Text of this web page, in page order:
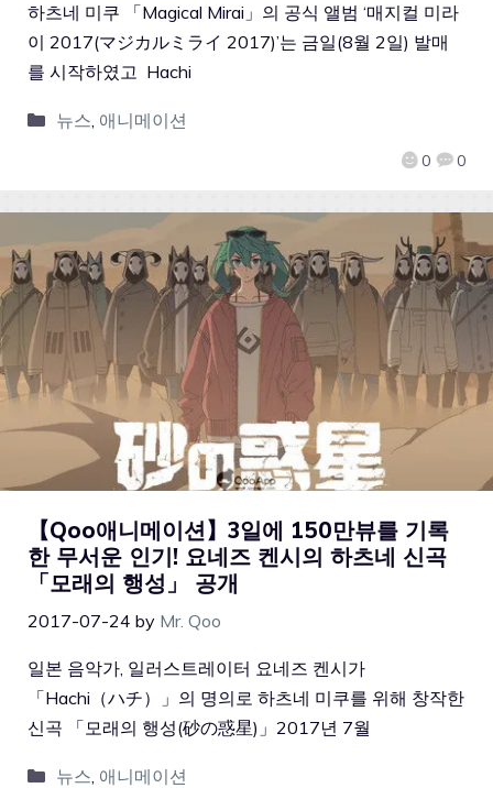
0 0
하츠네 미쿠 「Magical Mirai」의 공식 앨범 ‘매지컬 미라
이 2017(マジカルミライ 2017)’는 금일(8월 2일) 발매
를 시작하였고 Hachi
뉴스, 애니메이션
【Qoo애니메이션】3일에 150만뷰를 기록
한 무서운 인기! 요네즈 켄시의 하츠네 신곡
「모래의 행성」 공개
2017-07-24 by Mr. Qoo
일본 음악가, 일러스트레이터 요네즈 켄시가
「Hachi（ハチ）」의 명의로 하츠네 미쿠를 위해 창작한
신곡 「모래의 행성(砂の惑星)」2017년 7월
뉴스, 애니메이션